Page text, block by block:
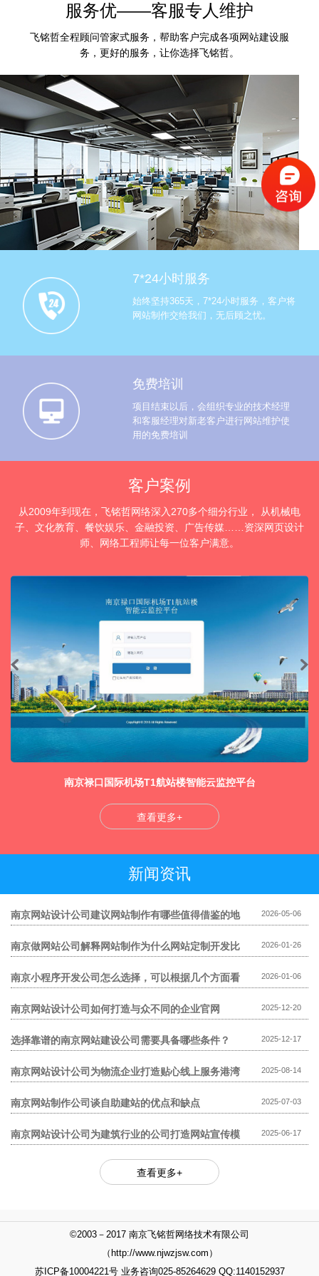
服务优——客服专人维护
飞铭哲全程顾问管家式服务，帮助客户完成各项网站建设服
务，更好的服务，让你选择飞铭哲。
7*24小时服务
始终坚持365天，7*24小时服务，客户将
网站制作交给我们，无后顾之忧。
免费培训
项目结束以后，会组织专业的技术经理
和客服经理对新老客户进行网站维护使
用的免费培训
客户案例
从2009年到现在，飞铭哲网络深入270多个细分行业， 从机械电
子、文化教育、餐饮娱乐、金融投资、广告传媒……资深网页设计
师、网络工程师让每一位客户满意。
南京禄口国际机场T1航站楼智能云监控平台
查看更多+
新闻资讯
南京网站设计公司建议网站制作有哪些值得借鉴的地
2026-05-06
南京做网站公司解释网站制作为什么网站定制开发比
2026-01-26
南京小程序开发公司怎么选择，可以根据几个方面看 2026-01-06
南京网站设计公司如何打造与众不同的企业官网 2025-12-20
选择靠谱的南京网站建设公司需要具备哪些条件？ 2025-12-17
南京网站设计公司为物流企业打造贴心线上服务港湾 2025-08-14
南京网站制作公司谈自助建站的优点和缺点 2025-07-03
南京网站设计公司为建筑行业的公司打造网站宣传模
2025-06-17
查看更多+
©2003－2017 南京飞铭哲网络技术有限公司
（http://www.njwzjsw.com）
苏ICP备10004221号 业务咨询025-85264629 QQ:1140152937